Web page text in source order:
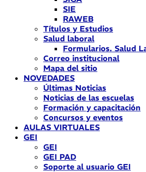
SIE
RAWEB
Títulos y Estudios
Salud laboral
Formularios. Salud
Correo institucional
Mapa del sitio
NOVEDADES
Últimas Noticias
Noticias de las escuelas
Formación y capacitación
Concursos y eventos
AULAS VIRTUALES
GEI
GEI
GEI PAD
Soporte al usuario GEI